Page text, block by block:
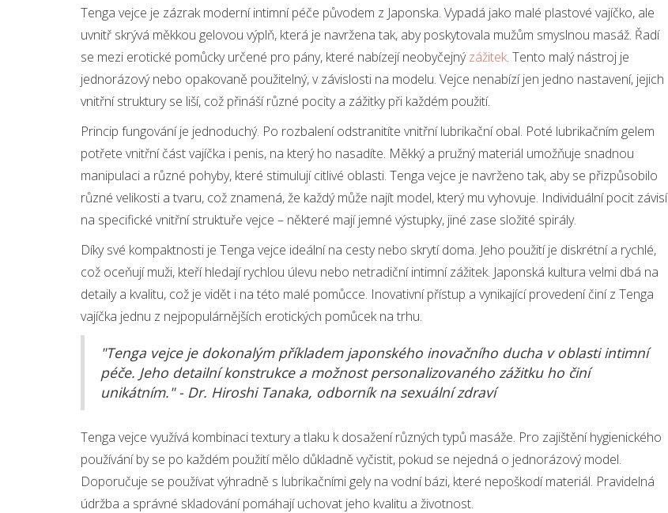
Tenga vejce je zázrak moderní intimní péče původem z Japonska. Vypadá jako malé plastové vajíčko, ale
uvnitř skrývá měkkou gelovou výplň, která je navržena tak, aby poskytovala mužům smyslnou masáž. Řadí
se mezi erotické pomůcky určené pro pány, které nabízejí neobyčejnýzážitek. Tento malý nástroj je
jednorázový nebo opakovaně použitelný, v závislosti na modelu. Vejce nenabízí jen jedno nastavení, jejich
vnitřní struktury se liší, což přináší různé pocity a zážitky při každém použití.
Princip fungování je jednoduchý. Po rozbalení odstranitíte vnitřní lubrikační obal. Poté lubrikačním gelem
potřete vnitřní část vajíčka i penis, na který ho nasadíte. Měkký a pružný materiál umožňuje snadnou
manipulaci a různé pohyby, které stimulují citlivé oblasti. Tenga vejce je navrženo tak, aby se přizpůsobilo
různé velikosti a tvaru, což znamená, že každý může najít model, který mu vyhovuje. Individuální pocit závisí
na specifické vnitřní struktuře vejce – některé mají jemné výstupky, jiné zase složité spirály.
Díky své kompaktnosti je Tenga vejce ideální na cesty nebo skrytí doma. Jeho použití je diskrétní a rychlé,
což oceňují muži, kteří hledají rychlou úlevu nebo netradiční intimní zážitek. Japonská kultura velmi dbá na
detaily a kvalitu, což je vidět i na této malé pomůcce. Inovativní přístup a vynikající provedení činí z Tenga
vajíčka jednu z nejpopulárnějších erotických pomůcek na trhu.
"Tenga vejce je dokonalým příkladem japonského inovačního ducha v oblasti intimní
péče. Jeho detailní konstrukce a možnost personalizovaného zážitku ho činí
unikátním." - Dr. Hiroshi Tanaka, odborník na sexuální zdraví
Tenga vejce využívá kombinaci textury a tlaku k dosažení různých typů masáže. Pro zajištění hygienického
používání by se po každém použití mělo důkladně vyčistit, pokud se nejedná o jednorázový model.
Doporučuje se používat výhradně s lubrikačními gely na vodní bázi, které nepoškodí materiál. Pravidelná
údržba a správné skladování pomáhají uchovat jeho kvalitu a životnost.